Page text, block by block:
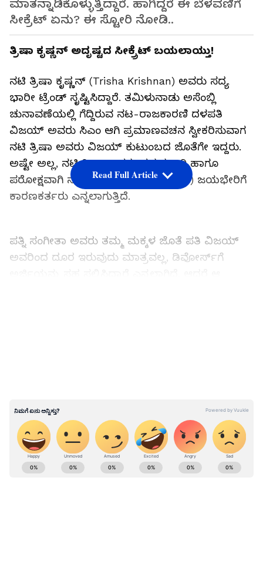
ಮಾತನ್ನಾಡಿಕೊಳ್ಳುತ್ತಿದ್ದಾರೆ. ಹಾಗಿದ್ದರೆ ಈ ಬೆಳವಣಿಗೆ
ಸೀಕ್ರೆಟ್ ಏನು? ಈ ಸ್ಟೋರಿ ನೋಡಿ..
ತ್ರಿಷಾ ಕೃಷ್ಣನ್ ಅದೃಷ್ಟದ ಸೀಕ್ರ್ರೆಟ್ ಬಯಲಾಯ್ತು!
ನಟಿ ತ್ರಿಷಾ ಕೃಷ್ಣನ್ (Trisha Krishnan) ಅವರು ಸದ್ಯ
ಭಾರೀ ಟ್ರೆಂಡ್ ಸೃಷ್ಟಿಸಿದ್ದಾರೆ. ತಮಿಳುನಾಡು ಅಸೆಂಬ್ಲಿ
ಚುನಾವಣೆಯಲ್ಲಿ ಗೆದ್ದಿರುವ ನಟ-ರಾಜಕಾರಣಿ ದಳಪತಿ
ವಿಜಯ್ ಅವರು ಸಿಎಂ ಆಗಿ ಪ್ರಮಾಣವಚನ ಸ್ವೀಕರಿಸುವಾಗ
ನಟಿ ತ್ರಿಷಾ ಅವರು ವಿಜಯ್ ಕುಟುಂಬದ ಜೊತೆಗೇ ಇದ್ದರು.
ಅಷ್ಟೇ ಅಲ್ಲ, ನಟಿ ತ್ರಿಷಾ ಅವರು ಪ್ರತ್ಯಕ್ಷವಾಗಿ ಹಾಗೂ
ಪರೋಕ್ಷವಾಗಿ ನಟಿ ವಿಜಯ್ (Vijay Joseph) ಜಯಭೇರಿಗೆ
ಕಾರಣಕರ್ತರು ಎನ್ನಲಾಗುತ್ತಿದೆ.
ಪತ್ನಿ ಸಂಗೀತಾ ಅವರು ತಮ್ಮ ಮಕ್ಕಳ ಜೊತೆ ಪತಿ ವಿಜಯ್
ಅವರಿಂದ ದೂರ ಇರುವುದು ಮಾತ್ರವಲ್ಲ, ಡಿವೋರ್ಸ್‌ಗೆ
Read Full Article
ABOUT THE AUTHOR